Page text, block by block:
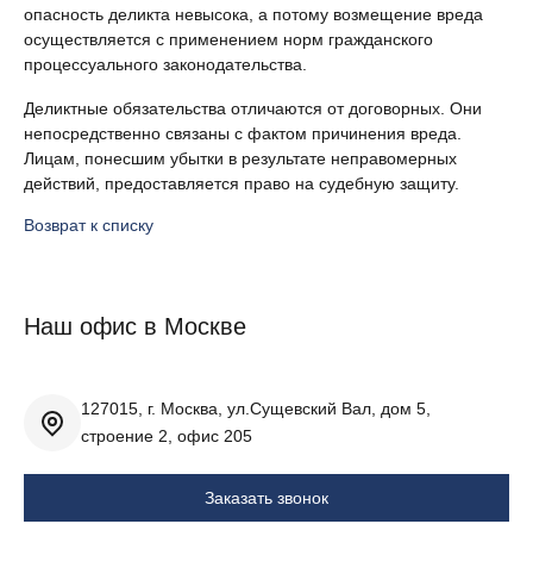
опасность деликта невысока, а потому возмещение вреда
осуществляется с применением норм гражданского
процессуального законодательства.
Деликтные обязательства отличаются от договорных. Они
непосредственно связаны с фактом причинения вреда.
Лицам, понесшим убытки в результате неправомерных
действий, предоставляется право на судебную защиту.
Возврат к списку
Наш офис в Москве
127015, г. Москва, ул.Сущевский Вал, дом 5,
строение 2, офис 205
Заказать звонок